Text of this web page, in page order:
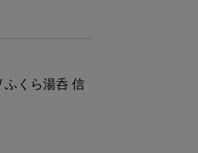
くら湯呑 信